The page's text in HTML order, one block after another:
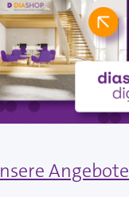
Angebote